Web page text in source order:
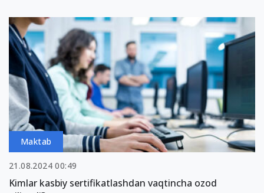
Maktab
21.08.2024 00:49
Kimlar kasbiy sertifikatlashdan vaqtincha ozod